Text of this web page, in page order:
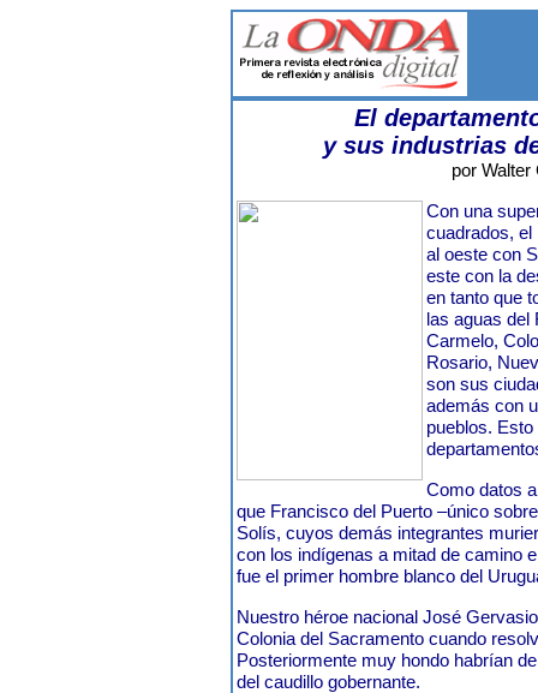
El
y sus industrias
por Walter
Con una
cuadrados, el
al oeste con
este con la
en tanto que
las aguas del
Carmelo,
Rosario,
son sus
además con
pueblos.
Como datos
que Francisco del Puerto –único
Solís, cuyos demás integrantes
con los indígenas a mitad de camino
fue el primer hombre blanco del
Nuestro héroe nacional José
Colonia del Sacramento cuando
Posteriormente muy hondo habrían
del caudillo gobernante.